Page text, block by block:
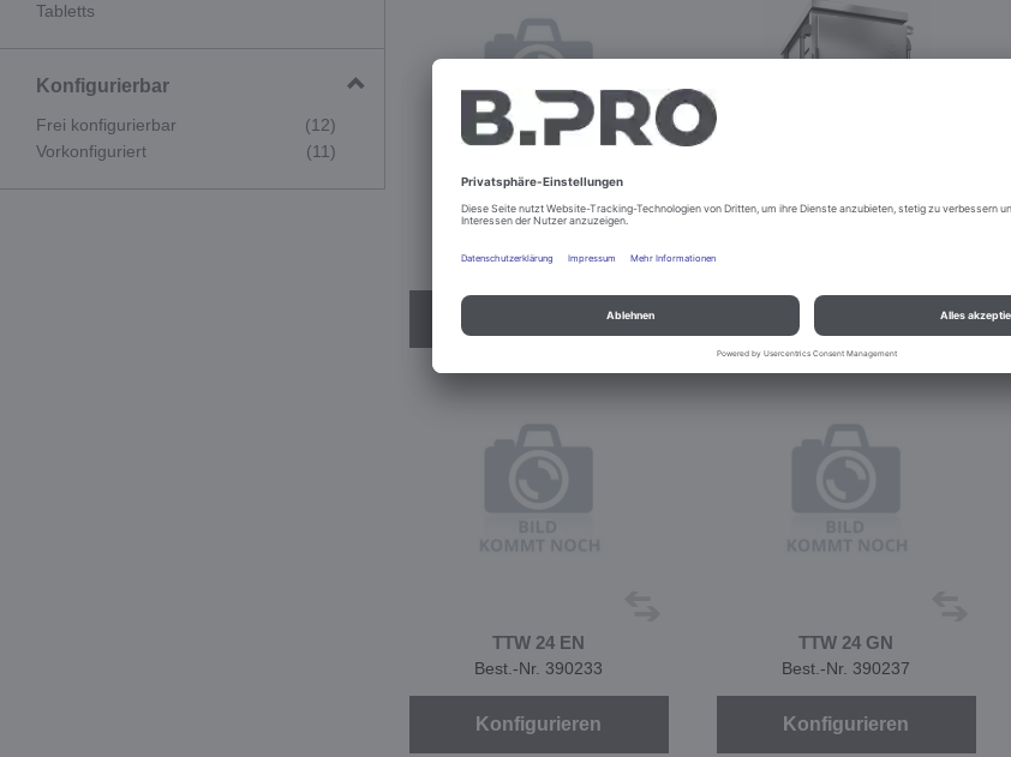
Tabletts
Konfigurierbar
Frei konfigurierbar
(12)
Vorkonfiguriert
(11)
Best.-Nr. 390240
TTW 24 EN
Best.-Nr. 390233
Konfigurieren
TTW 24 GN
Best.-Nr. 390237
Konfigurieren